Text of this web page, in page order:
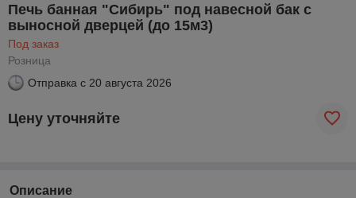
Печь банная "Сибирь" под навесной бак с
выносной дверцей (до 15м3)
Под заказ
Розница
Отправка с 20 августа 2026
Цену уточняйте
Описание